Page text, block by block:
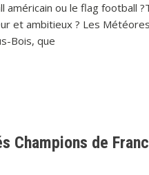
américain ou le flag football
et ambitieux ? Les Météores
Bois, que
Champions de